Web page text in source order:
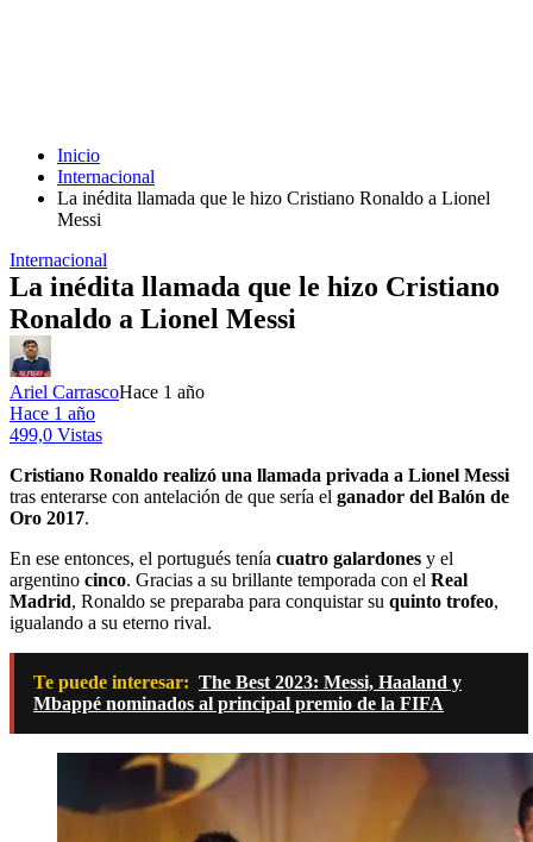
Inicio
Internacional
La inédita llamada que le hizo Cristiano Ronaldo a Lionel
Messi
Internacional
La inédita llamada que le hizo Cristiano
Ronaldo a Lionel Messi
Ariel CarrascoHace 1 año
Hace 1 año
499,0 Vistas
Cristiano Ronaldo realizó una llamada privada a Lionel Messi
tras enterarse con antelación de que sería el ganador del Balón de
Oro 2017.
En ese entonces, el portugués tenía cuatro galardones y el
argentino cinco. Gracias a su brillante temporada con el Real
Madrid, Ronaldo se preparaba para conquistar su quinto trofeo,
igualando a su eterno rival.
Te puede interesar: The Best 2023: Messi, Haaland y
Mbappé nominados al principal premio de la FIFA